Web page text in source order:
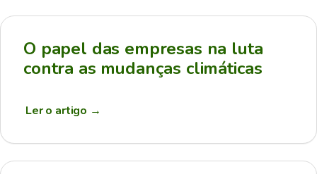
O papel das empresas na luta
contra as mudanças climáticas
Ler o artigo →